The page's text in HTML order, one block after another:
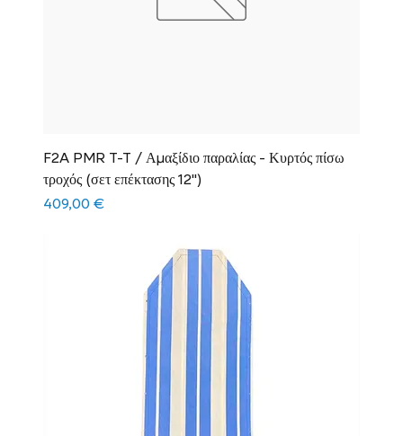
F2A PMR T-T / Αμαξίδιο παραλίας - Κυρτός πίσω
τροχός (σετ επέκτασης 12")
Τιμή
409,00 €